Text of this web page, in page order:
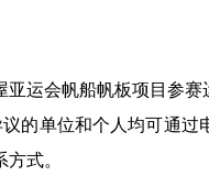
运会帆船帆板项目参赛
的单位和个人均可通
式。